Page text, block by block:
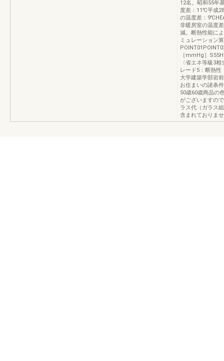
12名。昭和55年
度差：11℃平成
の温度差：
非暖房室の温度
減。断熱性能に
ミュレーション
［mmHg］
〈省エネ等級3
レード5：断熱性
大学建築学部岩
お住まいの諸条
50歳60歳商品の
がございますの
ラス代（ガラス
含まれておりま